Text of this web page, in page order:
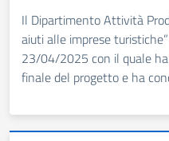
Il Dipartimento Attività
aiuti alle imprese
23/04/2025 con il quale
finale del progetto e ha